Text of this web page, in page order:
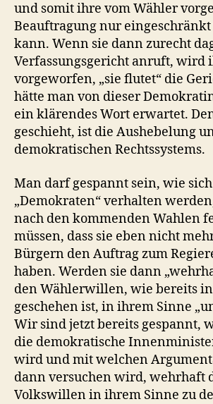
und somit ihre vom Wähler
Beauftragung nur
kann. Wenn sie dann zurecht
Verfassungsgericht anruft, wird
vorgeworfen, „sie flutet“ die
hätte man von dieser
ein klärendes Wort erwartet.
geschieht, ist die Aushebelung
demokratischen Rechtssystems.
Man darf gespannt sein, wie
„Demokraten“ verhalten
nach den kommenden Wahlen
müssen, dass sie eben nicht
Bürgern den Auftrag zum
haben. Werden sie dann
den Wählerwillen, wie bereits
geschehen ist, in ihrem Sinne
Wir sind jetzt bereits gespannt,
die demokratische
wird und mit welchen
dann versuchen wird, wehrhaft
Volkswillen in ihrem Sinne zu